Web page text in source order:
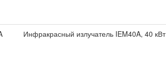
Инфракрасный излучатель IEM40A, 40 кВт